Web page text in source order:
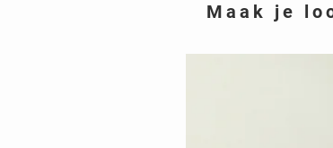
Maak je